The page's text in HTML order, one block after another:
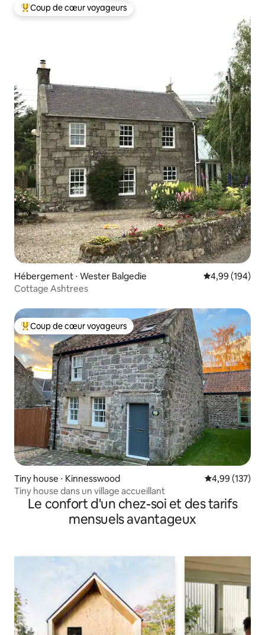
Coups de cœur voyageurs les plus appréciés
Coup de cœur voyageurs
Hébergement ⋅ Wester Balgedie Évaluation
4,99 (194)
Cottage Ashtrees
Coups de cœur voyageurs les plus appréciés
Coup de cœur voyageurs
Tiny house ⋅ Kinnesswood Évaluation
4,99 (137)
Tiny house dans un village accueillant
Le confort d'un chez-soi et des tarifs
mensuels avantageux